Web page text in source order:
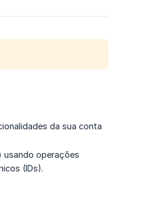
da sua conta
usando operações
(IDs).